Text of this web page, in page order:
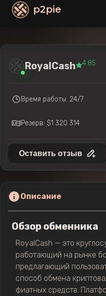
p2pie
RoyalCash 4.85
Время работы: 24/7
Резерв: $1 320 314
Оставить отзыв
Описание
Обзор обменника
RoyalCash — это
работающий на рынке
предлагающий
способ обмена
фиатных средств.